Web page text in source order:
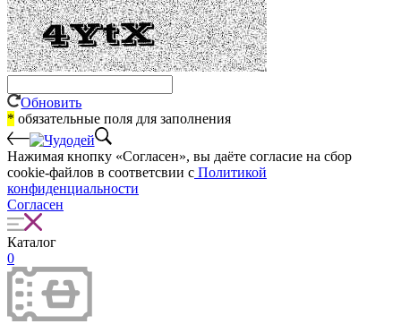
Обновить
* обязательные поля для заполнения
Нажимая кнопку «Согласен», вы даёте cогласие на сбор
cookie-файлов в соответсвии с Политикой
конфиденциальности
Согласен
Каталог
0